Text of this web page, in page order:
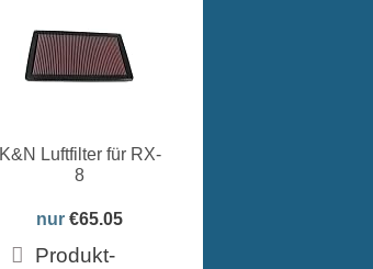
K&N Luftfilter für RX-
8
nur €65.05
Produkt-